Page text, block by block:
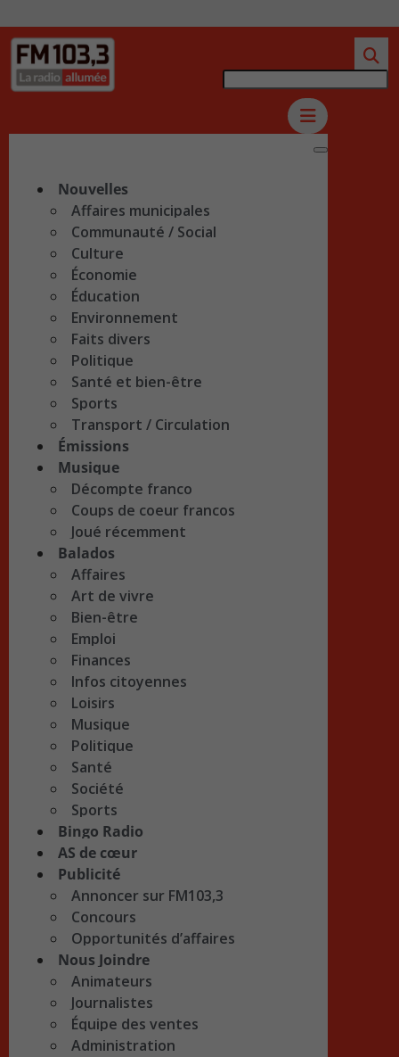
Nouvelles
Affaires municipales
Communauté / Social
Culture
Économie
Éducation
Environnement
Faits divers
Politique
Santé et bien-être
Sports
Transport / Circulation
Émissions
Musique
Décompte franco
Coups de coeur francos
Joué récemment
Balados
Affaires
Art de vivre
Bien-être
Emploi
Finances
Infos citoyennes
Loisirs
Musique
Politique
Santé
Société
Sports
Bingo Radio
AS de cœur
Publicité
Annoncer sur FM103,3
Concours
Opportunités d’affaires
Nous Joindre
Animateurs
Journalistes
Équipe des ventes
Administration